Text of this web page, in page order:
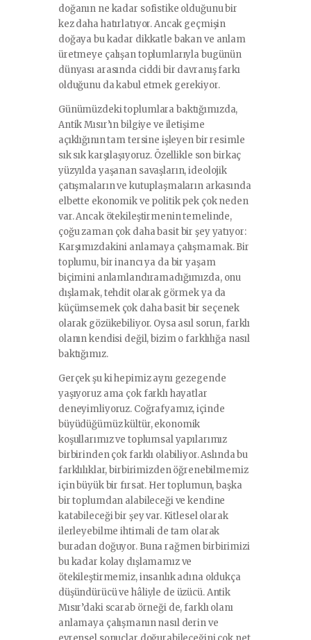
doğanın ne kadar sofistike olduğunu bir
kez daha hatırlatıyor. Ancak geçmişin
doğaya bu kadar dikkatle bakan ve anlam
üretmeye çalışan toplumlarıyla bugünün
dünyası arasında ciddi bir davranış farkı
olduğunu da kabul etmek gerekiyor.
Günümüzdeki toplumlara baktığımızda,
Antik Mısır’ın bilgiye ve iletişime
açıklığının tam tersine işleyen bir resimle
sık sık karşılaşıyoruz. Özellikle son birkaç
yüzyılda yaşanan savaşların, ideolojik
çatışmaların ve kutuplaşmaların arkasında
elbette ekonomik ve politik pek çok neden
var. Ancak ötekileştirmenin temelinde,
çoğu zaman çok daha basit bir şey yatıyor:
Karşımızdakini anlamaya çalışmamak. Bir
toplumu, bir inancı ya da bir yaşam
biçimini anlamlandıramadığımızda, onu
dışlamak, tehdit olarak görmek ya da
küçümsemek çok daha basit bir seçenek
olarak gözükebiliyor. Oysa asıl sorun, farklı
olanın kendisi değil, bizim o farklılığa nasıl
baktığımız.
Gerçek şu ki hepimiz aynı gezegende
yaşıyoruz ama çok farklı hayatlar
deneyimliyoruz. Coğrafyamız, içinde
büyüdüğümüz kültür, ekonomik
koşullarımız ve toplumsal yapılarımız
birbirinden çok farklı olabiliyor. Aslında bu
farklılıklar, birbirimizden öğrenebilmemiz
için büyük bir fırsat. Her toplumun, başka
bir toplumdan alabileceği ve kendine
katabileceği bir şey var. Kitlesel olarak
ilerleyebilme ihtimali de tam olarak
buradan doğuyor. Buna rağmen birbirimizi
bu kadar kolay dışlamamız ve
ötekileştirmemiz, insanlık adına oldukça
düşündürücü ve hâliyle de üzücü. Antik
Mısır’daki scarab örneği de, farklı olanı
anlamaya çalışmanın nasıl derin ve